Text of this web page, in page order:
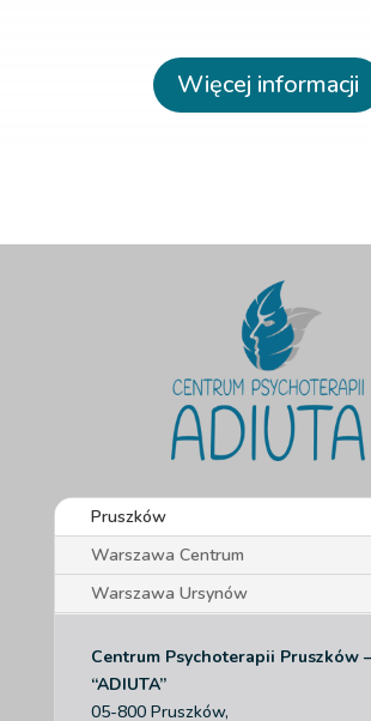
Więcej informacji
Pruszków
Warszawa Centrum
Warszawa Ursynów
Centrum Psychoterapii Pruszków –
“ADIUTA”
05-800 Pruszków,